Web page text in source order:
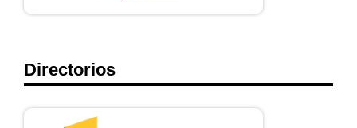
Directorios